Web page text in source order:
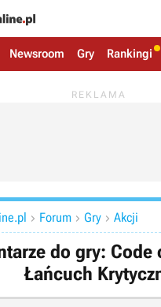
Newsroom Gry Rankingi
 Forum  Gry  Akcji
do gry: Code
Łańcuch